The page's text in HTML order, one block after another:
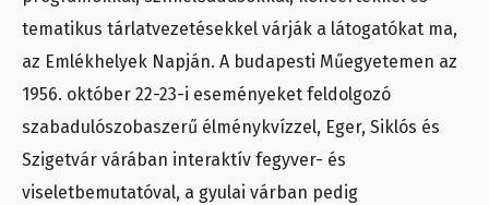
tematikus tárlatvezetésekkel várják a látogatókat ma,
az Emlékhelyek Napján. A budapesti Műegyetemen az
1956. október 22-23-i eseményeket feldolgozó
szabadulószobaszerű élménykvízzel, Eger, Siklós és
Szigetvár várában interaktív fegyver- és
viseletbemutatóval, a gyulai várban pedig